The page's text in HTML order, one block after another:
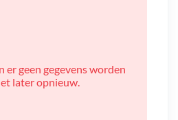
er geen gegevens worden
later opnieuw.